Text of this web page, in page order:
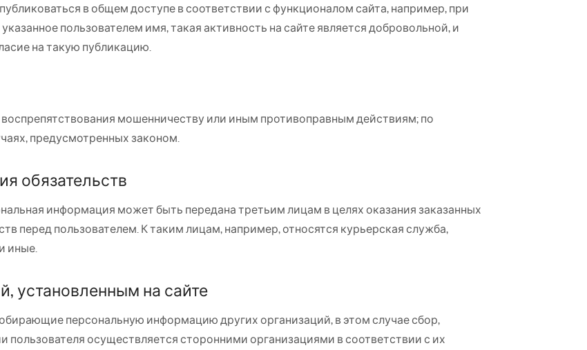
в общем доступе в соответствии с функционалом сайта, например, при
пользователем имя, такая активность на сайте является добровольной, и
на такую публикацию.
мошенничеству или иным противоправным действиям; по
предусмотренных законом.
обязательств
информация может быть передана третьим лицам в целях оказания заказанных
перед пользователем. К таким лицам, например, относятся курьерская служба,
иные.
установленным на сайте
персональную информацию других организаций, в этом случае сбор,
осуществляется сторонними организациями в соответствии с их